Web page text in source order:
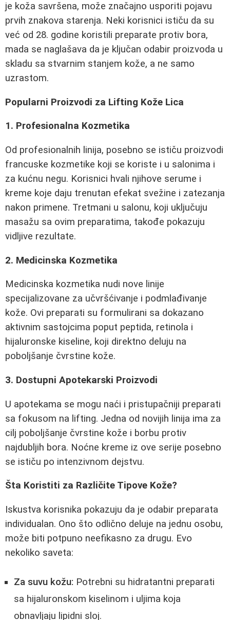
je koža savršena, može značajno usporiti pojavu
prvih znakova starenja. Neki korisnici ističu da su
već od 28. godine koristili preparate protiv bora,
mada se naglašava da je ključan odabir proizvoda u
skladu sa stvarnim stanjem kože, a ne samo
uzrastom.
Popularni Proizvodi za Lifting Kože Lica
1. Profesionalna Kozmetika
Od profesionalnih linija, posebno se ističu proizvodi
francuske kozmetike koji se koriste i u salonima i
za kućnu negu. Korisnici hvali njihove serume i
kreme koje daju trenutan efekat svežine i zatezanja
nakon primene. Tretmani u salonu, koji uključuju
masažu sa ovim preparatima, takođe pokazuju
vidljive rezultate.
2. Medicinska Kozmetika
Medicinska kozmetika nudi nove linije
specijalizovane za učvršćivanje i podmlađivanje
kože. Ovi preparati su formulirani sa dokazano
aktivnim sastojcima poput peptida, retinola i
hijaluronske kiseline, koji direktno deluju na
poboljšanje čvrstine kože.
3. Dostupni Apotekarski Proizvodi
U apotekama se mogu naći i pristupačniji preparati
sa fokusom na lifting. Jedna od novijih linija ima za
cilj poboljšanje čvrstine kože i borbu protiv
najdubljih bora. Noćne kreme iz ove serije posebno
se ističu po intenzivnom dejstvu.
Šta Koristiti za Različite Tipove Kože?
Iskustva korisnika pokazuju da je odabir preparata
individualan. Ono što odlično deluje na jednu osobu,
može biti potpuno neefikasno za drugu. Evo
nekoliko saveta:
Za suvu kožu: Potrebni su hidratantni preparati
sa hijaluronskom kiselinom i uljima koja
obnavljaju lipidni sloj.